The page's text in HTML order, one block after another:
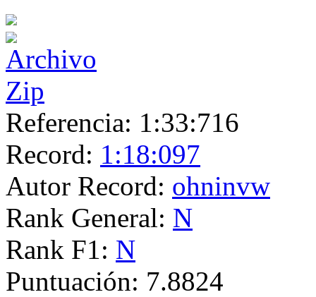
Referencia: 1:33:716
Record: 1:18:097
Autor Record: ohninvw
Rank General: N
Rank F1: N
Puntuación: 7.8824